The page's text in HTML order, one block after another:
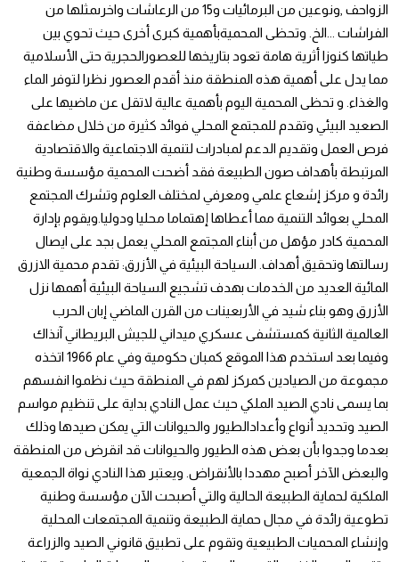
الزواحف ,ونوعين من البرمائيات و15 من الرعاشات واخرىمثلها من
الفراشات ...الخ. وتحظى المحميةبأهمية كبرى أخرى حيث تحوي بين
طياتها كنوزا أثرية هامة تعود بتاريخها للعصورالحجرية حتى الأسلامية
مما يدل على أهمية هذه المنطقة منذ أقدم العصور نظرا لتوفر الماء
والغذاء. و تحظى المحمية اليوم بأهمية عالية لاتقل عن ماضيها على
الصعيد البيئي وتقدم للمجتمع المحلي فوائد كثيرة من خلال مضاعفة
فرص العمل وتقديم الدعم لمبادرات لتنمية الاجتماعية والاقتصادية
المرتبطة بأهداف صون الطبيعة فقد أضحت المحمية مؤسسة وطنية
رائدة و مركز إشعاع علمي ومعرفي لمختلف العلوم وتشرك المجتمع
المحلي بعوائد التنمية مما أعطاها إهتماما محليا ودوليا.ويقوم بإدارة
المحمية كادر مؤهل من أبناء المجتمع المحلي يعمل بجد على ايصال
رسالتها وتحقيق أهداف. السياحة البيئية في الأزرق: تقدم محمية الازرق
المائية العديد من الخدمات بهدف تشجيع السياحة البيئية أهمها نزل
الأزرق وهو بناء شيد في الأربعينات من القرن الماضي إبان الحرب
العالمية الثانية كمستشفى عسكري ميداني للجيش البريطاني آنذاك
وفيما بعد استخدم هذا الموقع كمبان حكومية وفي عام 1966 اتخذه
مجموعة من الصيادين كمركز لهم في المنطقة حيث نظموا انفسهم
بما يسمى نادي الصيد الملكي حيث عمل النادي بداية على تنظيم مواسم
الصيد وتحديد أنواع وأعدادالطيور والحيوانات التي يمكن صيدها وذلك
بعدما وجدوا بأن بعض هذه الطيور والحيوانات قد انقرض من المنطقة
والبعض الآخر أصبح مهددا بالأنقراض. ويعتبر هذا النادي نواة الجمعية
الملكية لحماية الطبيعة الحالية والتي أصبحت الآن مؤسسة وطنية
تطوعية رائدة في مجال حماية الطبيعة وتنمية المجتمعات المحلية
وإنشاء المحميات الطبيعية وتقوم على تطبيق قانوني الصيد والزراعة